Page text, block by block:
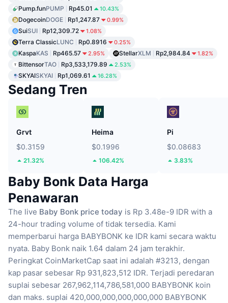
Pump.funPUMP Rp45.01 10.43%
DogecoinDOGE Rp1,247.87 0.99%
SuiSUI Rp12,309.72 1.08%
Terra ClassicLUNC Rp0.8916 0.25%
KaspaKAS Rp465.57 2.95% StellarXLM Rp2,984.84 1.82%
BittensorTAO Rp3,533,179.89 2.53%
SKYAISKYAI Rp1,069.61 16.28%
Sedang Tren
Grvt
$0.3159
21.32%
Heima
$0.1996
106.42%
Pi
$0.08683
3.83%
Baby Bonk Data Harga
Penawaran
The live Baby Bonk price today is Rp 3.48e-9 IDR with a
24-hour trading volume of tidak tersedia. Kami
memperbarui harga BABYBONK ke IDR kami secara waktu
nyata. Baby Bonk naik 1.64 dalam 24 jam terakhir.
Peringkat CoinMarketCap saat ini adalah #3213, dengan
kap pasar sebesar Rp 931,823,512 IDR. Terjadi peredaran
suplai sebesar 267,962,114,786,581,000 BABYBONK koin
dan maks. suplai 420,000,000,000,000,000 BABYBONK